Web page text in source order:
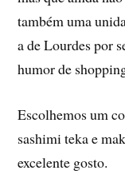
também uma
a de Lourdes por
humor de
Escolhemos um
sashimi teka e
excelente gosto.